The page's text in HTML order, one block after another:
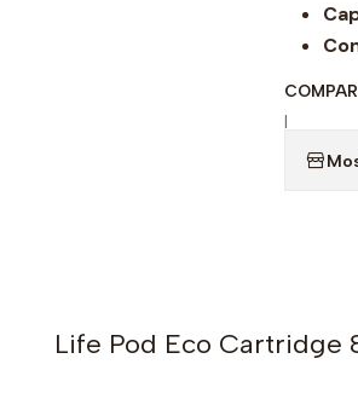
|
Life Pod Eco Cartridge